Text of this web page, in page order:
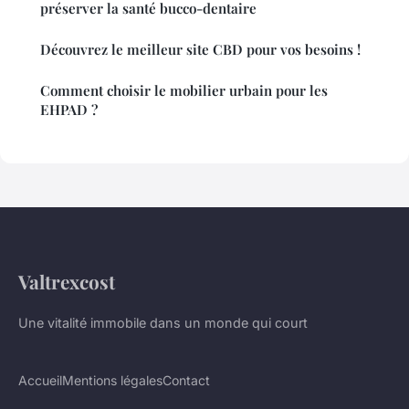
préserver la santé bucco-dentaire
Découvrez le meilleur site CBD pour vos besoins !
Comment choisir le mobilier urbain pour les
EHPAD ?
Valtrexcost
Une vitalité immobile dans un monde qui court
AccueilMentions légalesContact